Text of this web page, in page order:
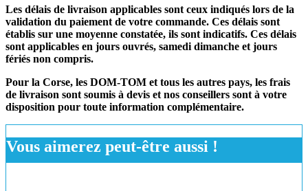
Les délais de livraison applicables sont ceux indiqués lors de la
validation du paiement de votre commande. Ces délais sont
établis sur une moyenne constatée, ils sont indicatifs. Ces délais
sont applicables en jours ouvrés, samedi dimanche et jours
fériés non compris.
Pour la Corse, les DOM-TOM et tous les autres pays, les frais
de livraison sont soumis à devis et nos conseillers sont à votre
disposition pour toute information complémentaire.
Vous aimerez peut-être aussi !